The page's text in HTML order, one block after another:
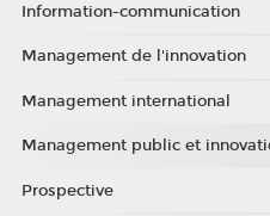
Information-communication
Management de l'innovation
Management international
Management public et
Prospective